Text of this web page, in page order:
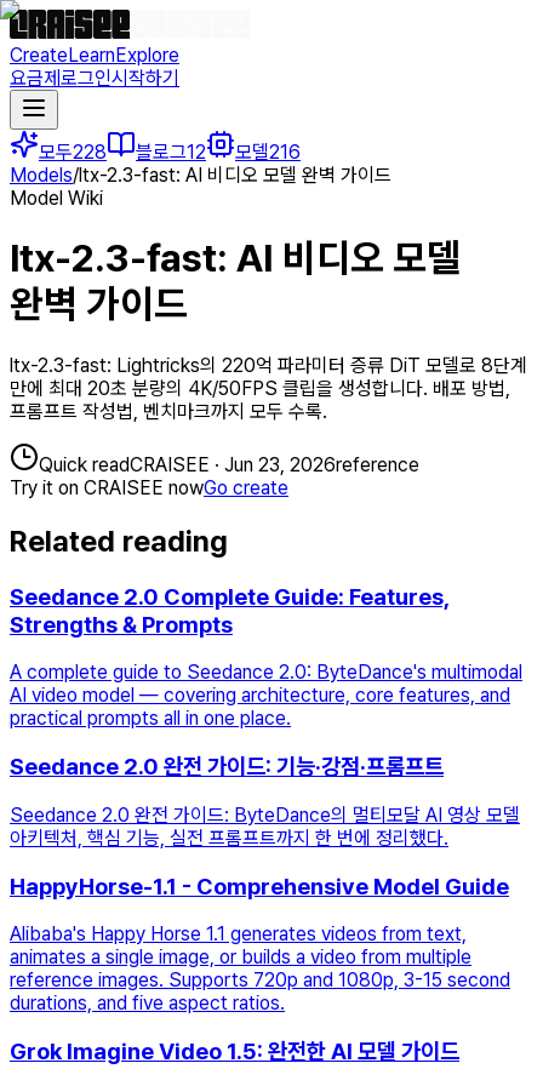
CreateLearnExplore
요금제로그인시작하기
모두228 블로그12 모델216
Models/ltx-2.3-fast: AI 비디오 모델 완벽 가이드
Model Wiki
ltx-2.3-fast: AI 비디오 모델
완벽 가이드
ltx-2.3-fast: Lightricks의 220억 파라미터 증류 DiT 모델로 8단계
만에 최대 20초 분량의 4K/50FPS 클립을 생성합니다. 배포 방법,
프롬프트 작성법, 벤치마크까지 모두 수록.
Quick readCRAISEE · Jun 23, 2026reference
Try it on CRAISEE nowGo create
Related reading
Seedance 2.0 Complete Guide: Features,
Strengths & Prompts
A complete guide to Seedance 2.0: ByteDance's multimodal
AI video model — covering architecture, core features, and
practical prompts all in one place.
Seedance 2.0 완전 가이드: 기능·강점·프롬프트
Seedance 2.0 완전 가이드: ByteDance의 멀티모달 AI 영상 모델
아키텍처, 핵심 기능, 실전 프롬프트까지 한 번에 정리했다.
HappyHorse-1.1 - Comprehensive Model Guide
Alibaba's Happy Horse 1.1 generates videos from text,
animates a single image, or builds a video from multiple
reference images. Supports 720p and 1080p, 3-15 second
durations, and five aspect ratios.
Grok Imagine Video 1.5: 완전한 AI 모델 가이드